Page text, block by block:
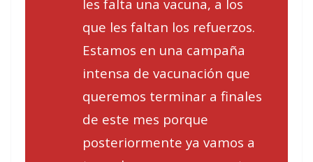
les falta una vacuna, a los
que les faltan los refuerzos.
Estamos en una campaña
intensa de vacunación que
queremos terminar a finales
de este mes porque
posteriormente ya vamos a